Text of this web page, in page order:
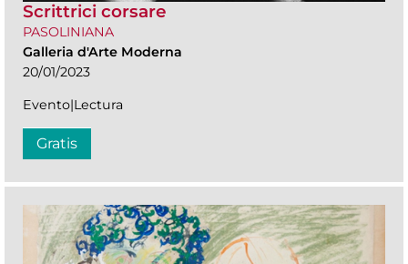
Scrittrici corsare
PASOLINIANA
Galleria d'Arte Moderna
20/01/2023
Evento|Lectura
Gratis